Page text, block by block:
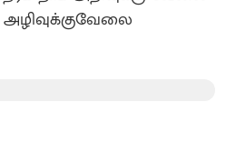
அழிவுக்குவேலை